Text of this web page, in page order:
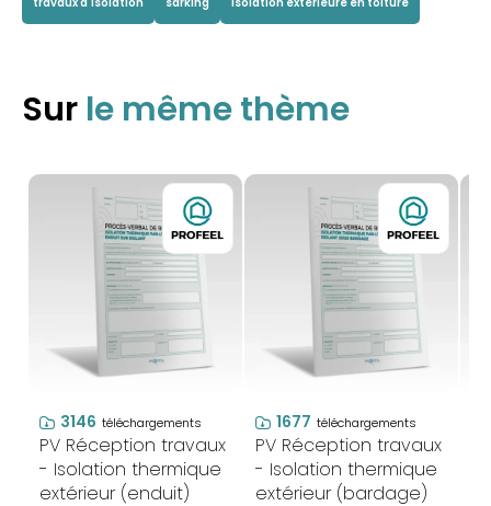
Sur le même thème
3146 téléchargements
PV Réception travaux
- Isolation thermique
extérieur (enduit)
1677 téléchargements
PV Réception travaux
- Isolation thermique
extérieur (bardage)